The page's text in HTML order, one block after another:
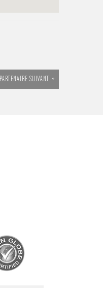
PARTENAIRE SUIVANT »